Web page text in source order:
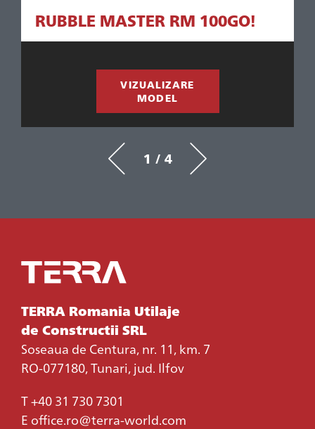
RUBBLE MASTER RM 100GO!
VIZUALIZARE
MODEL
1 / 4
TERRA Romania Utilaje
de Constructii SRL
Soseaua de Centura, nr. 11, km. 7
RO-077180, Tunari, jud. Ilfov
T+40 31 730 7301
E office.ro@terra-world.com